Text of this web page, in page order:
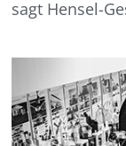
sagt Hensel-